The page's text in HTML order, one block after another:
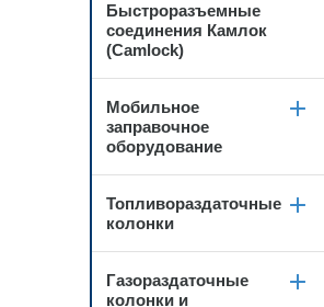
Быстроразъемные
соединения Камлок
(Camlock)
Мобильное
заправочное
оборудование
Топливораздаточные
колонки
Газораздаточные
колонки и